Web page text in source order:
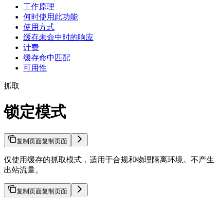
工作原理
何时使用此功能
使用方式
缓存未命中时的响应
计费
缓存命中匹配
可用性
抓取
锁定模式
复制页面复制页面
仅使用缓存的抓取模式，适用于合规和物理隔离环境。不产生
出站流量。
复制页面复制页面